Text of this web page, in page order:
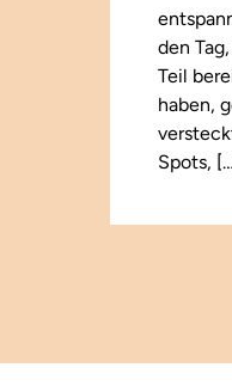
den
Teil
haben,
Spots,